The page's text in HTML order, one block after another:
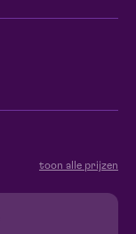
toon alle prijzen